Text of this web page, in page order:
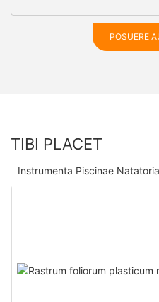
POSUERE
TIBI PLACET
Instrumenta Piscinae